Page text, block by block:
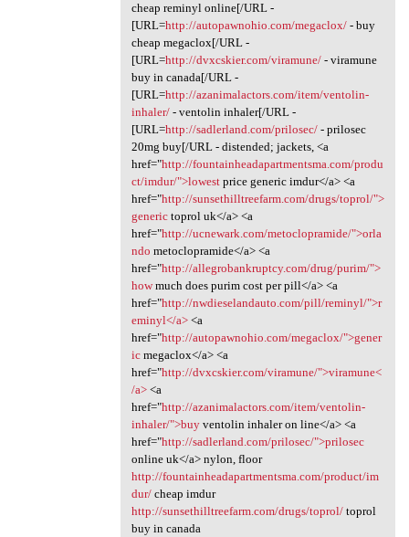
cheap reminyl online[/URL -
[URL=http://autopawnohio.com/megaclox/- buy
cheap megaclox[/URL -
[URL=http://dvxcskier.com/viramune/- viramune
buy in canada[/URL -
[URL=http://azanimalactors.com/item/ventolin-
inhaler/- ventolin inhaler[/URL -
[URL=http://sadlerland.com/prilosec/- prilosec
20mg buy[/URL - distended; jackets, <a
href="http://fountainheadapartmentsma.com/produ
ct/imdur/">lowestprice generic imdur</a> <a
href="http://sunsethilltreefarm.com/drugs/toprol/">
generictoprol uk</a> <a
href="http://ucnewark.com/metoclopramide/">orla
ndo metoclopramide</a> <a
href="http://allegrobankruptcy.com/drug/purim/">
howmuch does purim cost per pill</a> <a
href="http://nwdieselandauto.com/pill/reminyl/">r
eminyl</a><a
href="http://autopawnohio.com/megaclox/">gener
icmegaclox</a> <a
href="http://dvxcskier.com/viramune/">viramune<
/a><a
href="http://azanimalactors.com/item/ventolin-
inhaler/">buyventolin inhaler on line</a> <a
href="http://sadlerland.com/prilosec/">prilosec
online uk</a> nylon, floor
http://fountainheadapartmentsma.com/product/im
dur/cheap imdur
http://sunsethilltreefarm.com/drugs/toprol/toprol
buy in canada